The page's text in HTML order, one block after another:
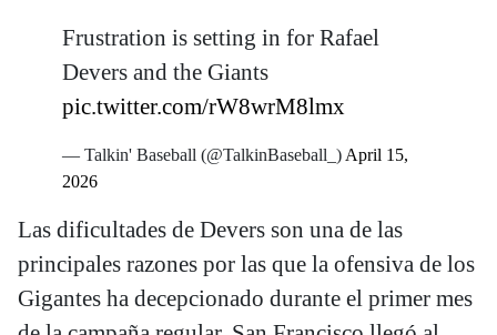
Frustration is setting in for Rafael
Devers and the Giants
pic.twitter.com/rW8wrM8lmx
— Talkin' Baseball (@TalkinBaseball_) April 15,
2026
Las dificultades de Devers son una de las
principales razones por las que la ofensiva de los
Gigantes ha decepcionado durante el primer mes